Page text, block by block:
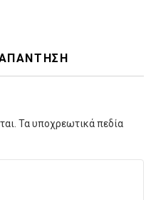
Τα υποχρεωτικά πεδία